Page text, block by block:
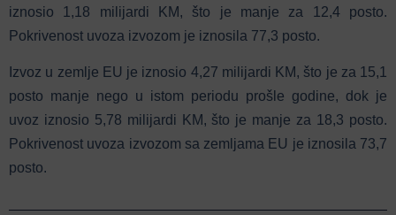
iznosio 1,18 milijardi KM, što je manje za 12,4 posto.
Pokrivenost uvoza izvozom je iznosila 77,3 posto.
Izvoz u zemlje EU je iznosio 4,27 milijardi KM, što je za 15,1
posto manje nego u istom periodu prošle godine, dok je
uvoz iznosio 5,78 milijardi KM, što je manje za 18,3 posto.
Pokrivenost uvoza izvozom sa zemljama EU je iznosila 73,7
posto.